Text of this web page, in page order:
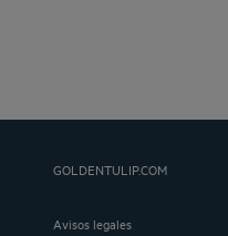
GOLDENTULIP.COM
Avisos legales